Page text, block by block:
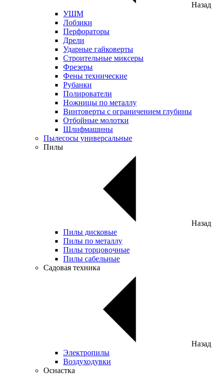
Назад
УШМ
Лобзики
Перфораторы
Дрели
Ударные гайковерты
Строительные миксеры
Фрезеры
Фены технические
Рубанки
Полирователи
Ножницы по металлу
Винтоверты с ограничением глубины
Отбойные молотки
Шлифмашины
Пылесосы универсальные
Пилы
Назад
Пилы дисковые
Пилы по металлу
Пилы торцовочные
Пилы сабельные
Садовая техника
Назад
Электропилы
Воздуходувки
Оснастка